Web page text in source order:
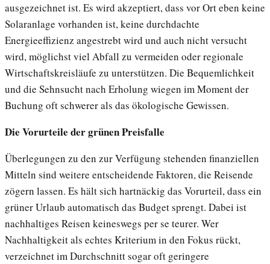
ausgezeichnet ist. Es wird akzeptiert, dass vor Ort eben keine
Solaranlage vorhanden ist, keine durchdachte
Energieeffizienz angestrebt wird und auch nicht versucht
wird, möglichst viel Abfall zu vermeiden oder regionale
Wirtschaftskreisläufe zu unterstützen. Die Bequemlichkeit
und die Sehnsucht nach Erholung wiegen im Moment der
Buchung oft schwerer als das ökologische Gewissen.
Die Vorurteile der grünen Preisfalle
Überlegungen zu den zur Verfügung stehenden finanziellen
Mitteln sind weitere entscheidende Faktoren, die Reisende
zögern lassen. Es hält sich hartnäckig das Vorurteil, dass ein
grüner Urlaub automatisch das Budget sprengt. Dabei ist
nachhaltiges Reisen keineswegs per se teurer. Wer
Nachhaltigkeit als echtes Kriterium in den Fokus rückt,
verzeichnet im Durchschnitt sogar oft geringere